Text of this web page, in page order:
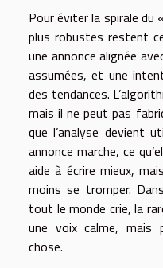
Pour éviter la spirale du
plus robustes restent
une annonce alignée
assumées, et une
des tendances.
mais il ne peut pas
que l’analyse devient
annonce marche, ce
aide à écrire mieux,
moins se tromper.
tout le monde crie, la
une voix calme, mais
chose.